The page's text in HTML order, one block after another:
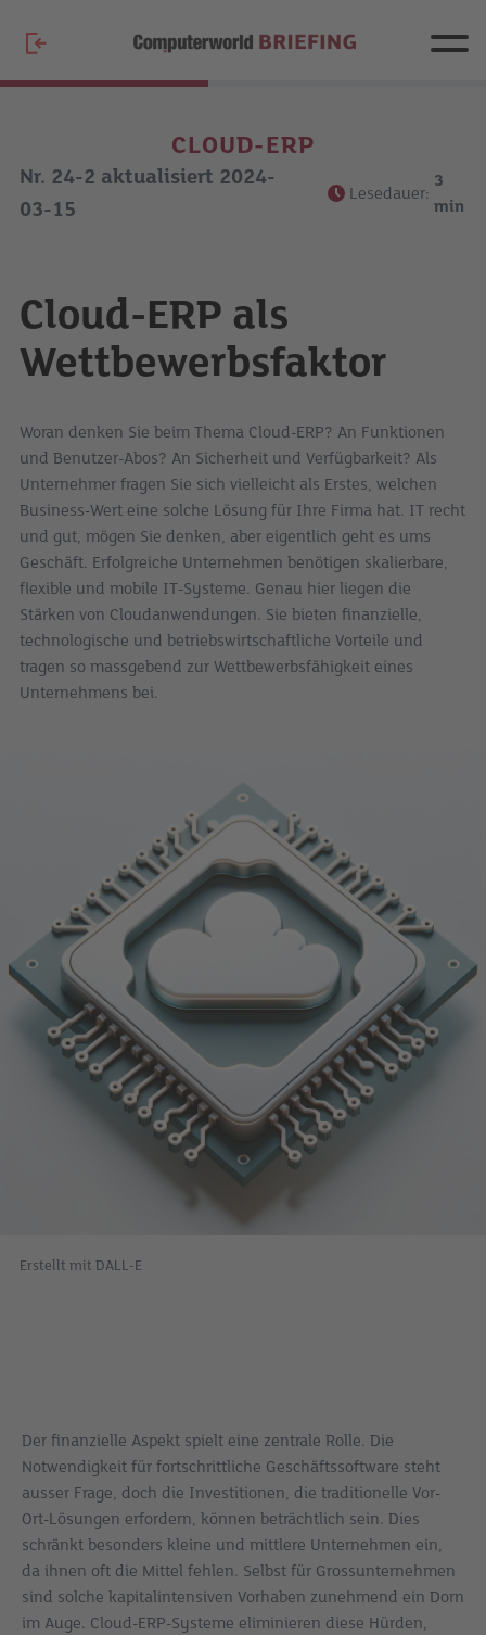
CLOUD-ERP
Nr. 24-2 aktualisiert 2024-
03-15
Lesedauer:
3
min
Cloud-ERP als
Wettbewerbsfaktor
Woran denken Sie beim Thema Cloud-ERP? An Funktionen
und Benutzer-Abos? An Sicherheit und Verfügbarkeit? Als
Unternehmer fragen Sie sich vielleicht als Erstes, welchen
Business-Wert eine solche Lösung für Ihre Firma hat. IT recht
und gut, mögen Sie denken, aber eigentlich geht es ums
Geschäft. Erfolgreiche Unternehmen benötigen skalierbare,
flexible und mobile IT-Systeme. Genau hier liegen die
Stärken von Cloudanwendungen. Sie bieten finanzielle,
technologische und betriebswirtschaftliche Vorteile und
tragen so massgebend zur Wettbewerbsfähigkeit eines
Unternehmens bei.
Erstellt mit DALL-E
Der finanzielle Aspekt spielt eine zentrale Rolle. Die
Notwendigkeit für fortschrittliche Geschäftssoftware steht
ausser Frage, doch die Investitionen, die traditionelle Vor-
Ort-Lösungen erfordern, können beträchtlich sein. Dies
schränkt besonders kleine und mittlere Unternehmen ein,
da ihnen oft die Mittel fehlen. Selbst für Grossunternehmen
sind solche kapitalintensiven Vorhaben zunehmend ein Dorn
im Auge. Cloud-ERP-Systeme eliminieren diese Hürden,